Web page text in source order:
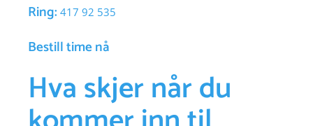
Ring:417 92 535
Bestill time nå
Hva skjer når du